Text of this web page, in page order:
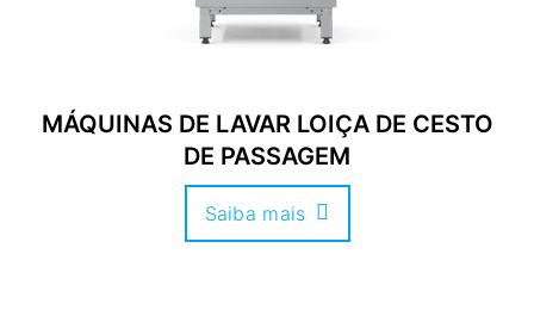
MÁQUINAS DE LAVAR LOIÇA DE CESTO
DE PASSAGEM
Saiba mais